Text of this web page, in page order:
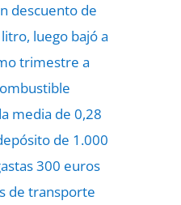
descuento de
luego bajó a
trimestre a
media de 0,28
de 1.000
300 euros
de transporte